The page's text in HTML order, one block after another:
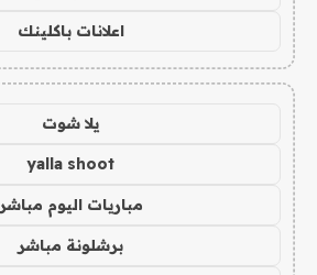
اعلانات باكلينك
يلا شوت
yalla shoot
مباريات اليوم مباشر
برشلونة مباشر